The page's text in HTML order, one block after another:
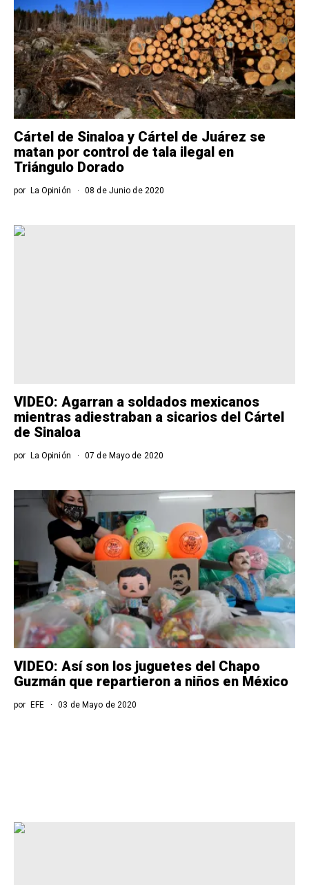
Cártel de Sinaloa y Cártel de Juárez se
matan por control de tala ilegal en
Triángulo Dorado
por La Opinión 08 de Junio de 2020
VIDEO: Agarran a soldados mexicanos
mientras adiestraban a sicarios del Cártel
de Sinaloa
por La Opinión 07 de Mayo de 2020
VIDEO: Así son los juguetes del Chapo
Guzmán que repartieron a niños en México
por EFE 03 de Mayo de 2020